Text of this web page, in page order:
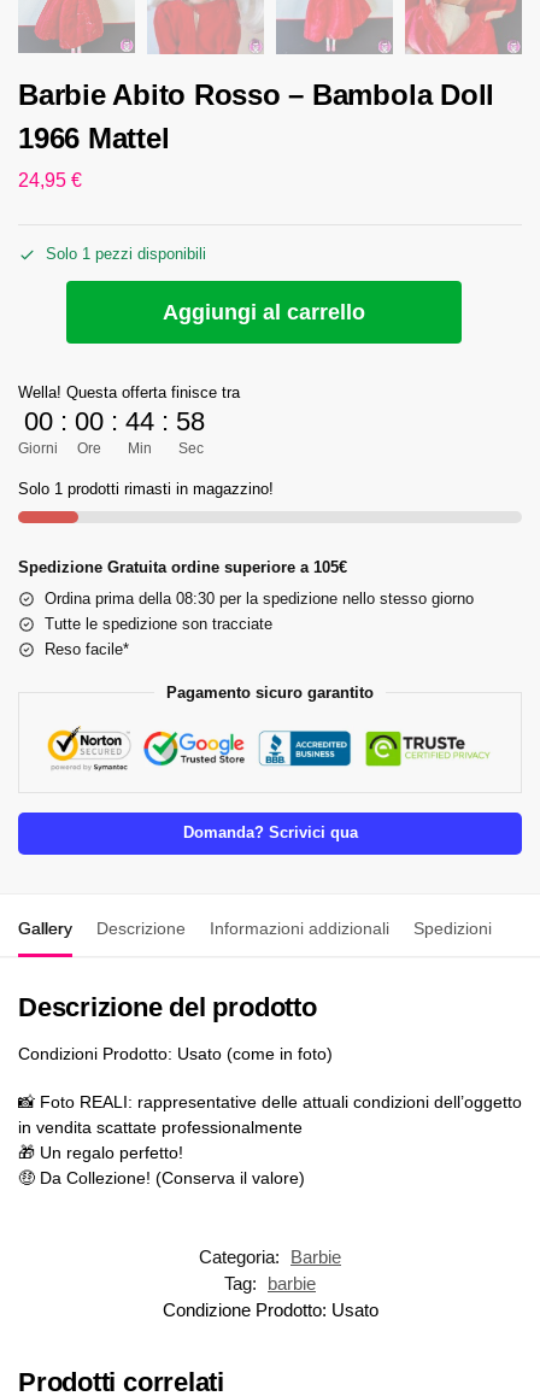
Barbie Abito Rosso – Bambola Doll
1966 Mattel
24,95 €
Solo 1 pezzi disponibili
Aggiungi al carrello
Wella! Questa offerta finisce tra
00
Giorni
: 00
Ore
: 44
Min
: 58
Sec
Solo 1 prodotti rimasti in magazzino!
Spedizione Gratuita ordine superiore a 105€
Ordina prima della 08:30 per la spedizione nello stesso giorno
Tutte le spedizione son tracciate
Reso facile*
Pagamento sicuro garantito
Domanda? Scrivici qua
Gallery Descrizione Informazioni addizionali Spedizioni
Descrizione del prodotto
Condizioni Prodotto: Usato (come in foto)
📸 Foto REALI: rappresentative delle attuali condizioni dell’oggetto
in vendita scattate professionalmente
🎁 Un regalo perfetto!
🤑 Da Collezione! (Conserva il valore)
Categoria:
Barbie
Tag:
barbie
Condizione Prodotto: Usato
Prodotti correlati